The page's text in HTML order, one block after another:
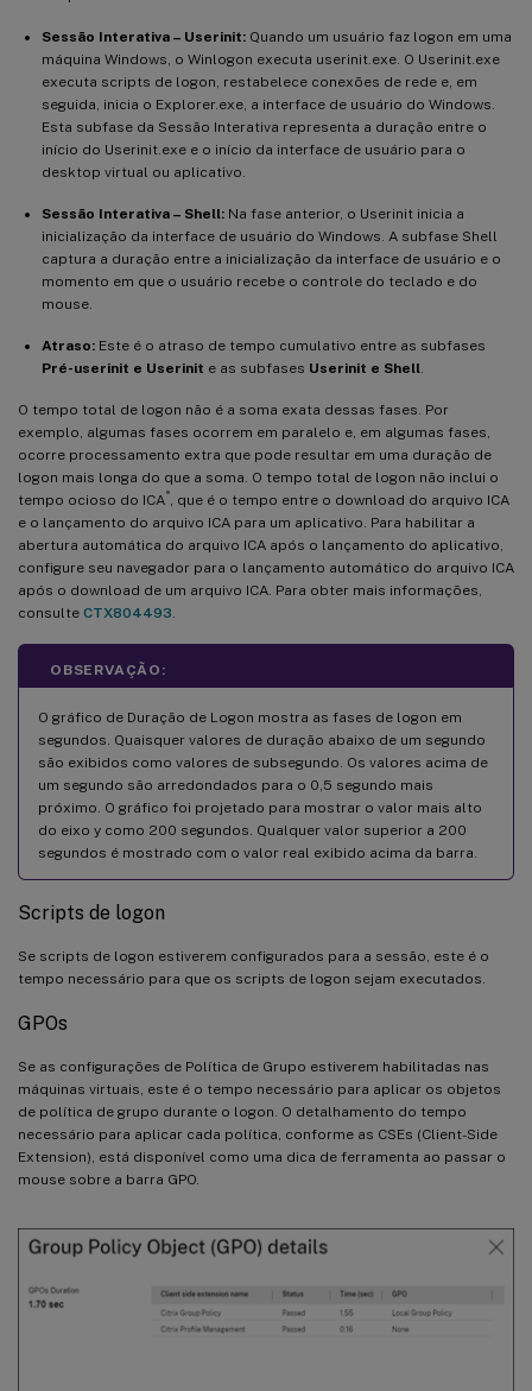
Sessão Interativa – Userinit: Quando um usuário faz logon em uma
máquina Windows, o Winlogon executa userinit.exe. O Userinit.exe
executa scripts de logon, restabelece conexões de rede e, em
seguida, inicia o Explorer.exe, a interface de usuário do Windows.
Esta subfase da Sessão Interativa representa a duração entre o
início do Userinit.exe e o início da interface de usuário para o
desktop virtual ou aplicativo.
Sessão Interativa – Shell: Na fase anterior, o Userinit inicia a
inicialização da interface de usuário do Windows. A subfase Shell
captura a duração entre a inicialização da interface de usuário e o
momento em que o usuário recebe o controle do teclado e do
mouse.
Atraso: Este é o atraso de tempo cumulativo entre as subfases
Pré-userinit e Userinit e as subfases Userinit e Shell.
O tempo total de logon não é a soma exata dessas fases. Por
exemplo, algumas fases ocorrem em paralelo e, em algumas fases,
ocorre processamento extra que pode resultar em uma duração de
logon mais longa do que a soma. O tempo total de logon não inclui o
tempo ocioso do ICA®, que é o tempo entre o download do arquivo ICA
e o lançamento do arquivo ICA para um aplicativo. Para habilitar a
abertura automática do arquivo ICA após o lançamento do aplicativo,
configure seu navegador para o lançamento automático do arquivo ICA
após o download de um arquivo ICA. Para obter mais informações,
consulte CTX804493.
OBSERVAÇÃO:
O gráfico de Duração de Logon mostra as fases de logon em
segundos. Quaisquer valores de duração abaixo de um segundo
são exibidos como valores de subsegundo. Os valores acima de
um segundo são arredondados para o 0,5 segundo mais
próximo. O gráfico foi projetado para mostrar o valor mais alto
do eixo y como 200 segundos. Qualquer valor superior a 200
segundos é mostrado com o valor real exibido acima da barra.
Scripts de logon
Se scripts de logon estiverem configurados para a sessão, este é o
tempo necessário para que os scripts de logon sejam executados.
GPOs
Se as configurações de Política de Grupo estiverem habilitadas nas
máquinas virtuais, este é o tempo necessário para aplicar os objetos
de política de grupo durante o logon. O detalhamento do tempo
necessário para aplicar cada política, conforme as CSEs (Client-Side
Extension), está disponível como uma dica de ferramenta ao passar o
mouse sobre a barra GPO.